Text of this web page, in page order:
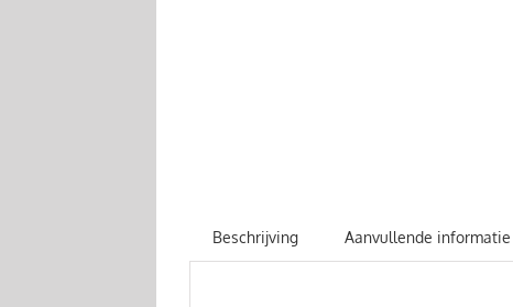
Beschrijving Aanvullende informatie